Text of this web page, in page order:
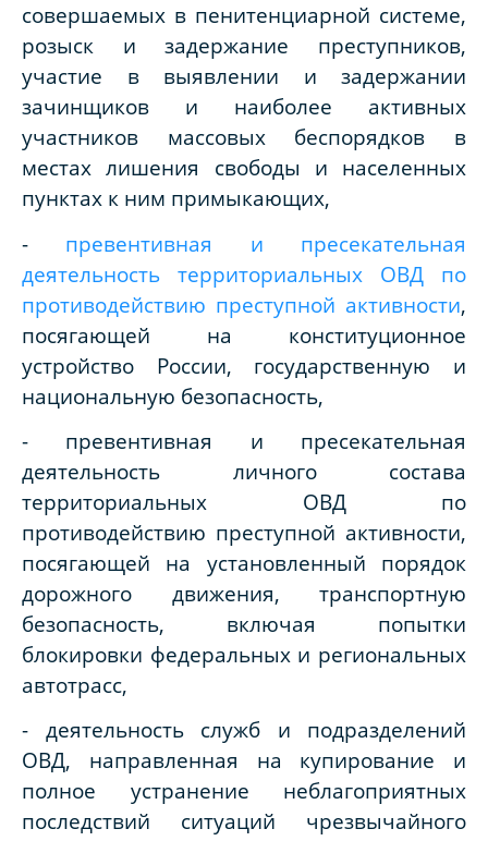
совершаемых в пенитенциарной системе,
розыск и задержание преступников,
участие в выявлении и задержании
зачинщиков и наиболее активных
участников массовых беспорядков в
местах лишения свободы и населенных
пунктах к ним примыкающих,
- превентивная и пресекательная
деятельность территориальных ОВД по
противодействию преступной активности,
посягающей на конституционное
устройство России, государственную и
национальную безопасность,
- превентивная и пресекательная
деятельность личного состава
территориальных ОВД по
противодействию преступной активности,
посягающей на установленный порядок
дорожного движения, транспортную
безопасность, включая попытки
блокировки федеральных и региональных
автотрасс,
- деятельность служб и подразделений
ОВД, направленная на купирование и
полное устранение неблагоприятных
последствий ситуаций чрезвычайного